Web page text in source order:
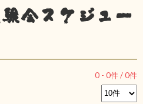
会スケジュー
0 - 0件 /0件